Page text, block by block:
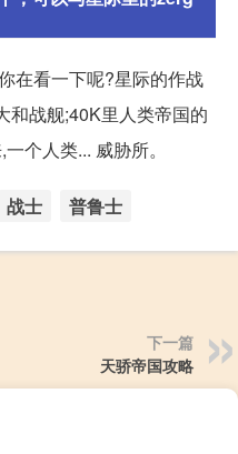
在看一下呢?星际的作战
和战舰;40K里人类帝国的
个人类... 威胁所。
战士 普鲁士
下一篇
天骄帝国攻略